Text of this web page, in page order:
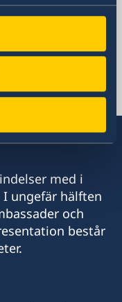
med i
ungefär hälften
och
består